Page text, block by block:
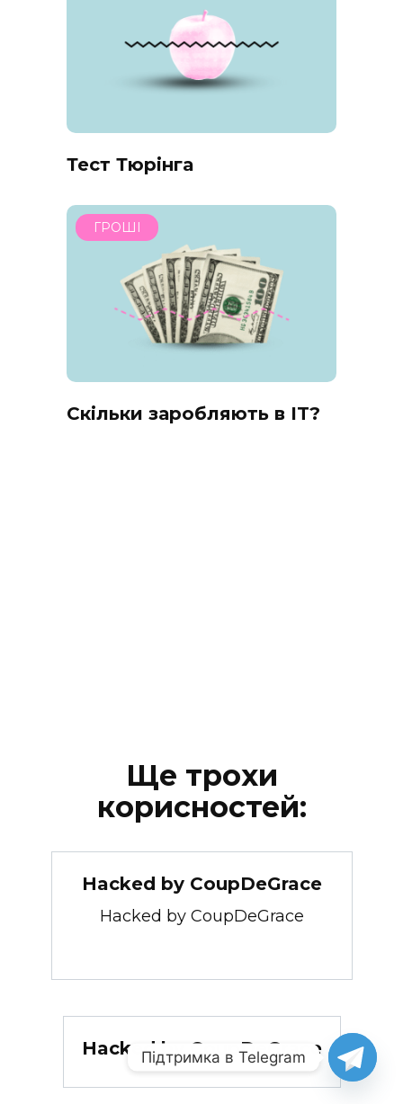
Тест Тюрінга
ГРОШІ
Скільки заробляють в IT?
Ще трохи
корисностей:
Hacked by CoupDeGrace
Hacked by CoupDeGrace
Hacked by CoupDeGrace
Підтримка в Telegram